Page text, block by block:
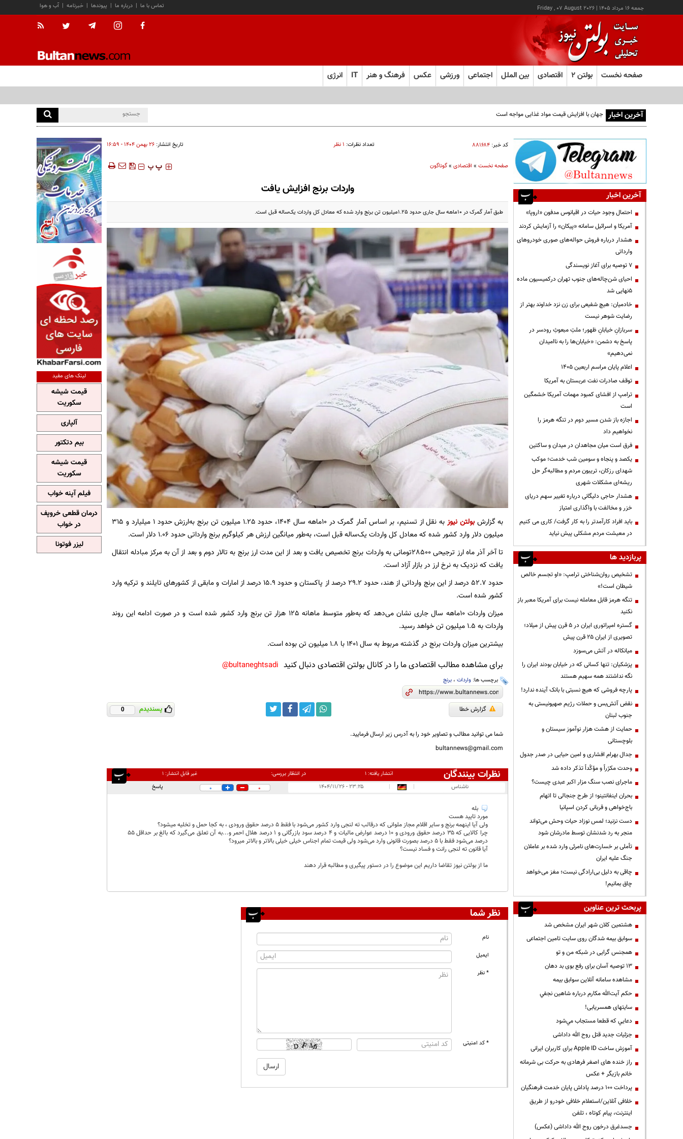
جمعه ۱۶ مرداد ۱۴۰۵ |
Friday , 07 August 2026 آب و هوا | خبرنامه | پیوندها | درباره ما | تماس با ما
صفحه نخست بولتن ۲ اقتصادی بین الملل اجتماعی ورزشی عکس فرهنگ و هنر IT انرژی
آخرین اخبار
کد خبر: ۸۸۱۶۸۴ تعداد نظرات: ۱ نظر تاریخ انتشار: ۲۶ بهمن ۱۴۰۴ - ۱۶:۵۹
صفحه نخست» اقتصادی»گوناگون ‍‍‍ پ پ
واردات برنج افزایش یافت
طبق آمار گمرک در 10ماهه سال جاری حدود 1.25میلیون تن برنج وارد شده که معادل کل واردات یک‌ساله قبل است.
به گزارشبولتن نیوز
به نقل از تسنیم، بر اساس آمار گمرک در 10ماهه سال 1404، حدود 1.25 میلیون تن برنج به‌ارزش حدود 1 میلیارد و 315
میلیون دلار وارد کشور شده که معادل کل واردات یک‌ساله قبل است، به‌طور میانگین ارزش هر کیلوگرم برنج وارداتی حدود 1.06 دلار است.
تا آخر آذر ماه ارز ترجیحی 28500تومانی به واردات برنج تخصیص یافت و بعد از این مدت ارز برنج به تالار دوم و بعد از آن به مرکز مبادله انتقال
یافت که نزدیک به نرخ ارز در بازار آزاد است.
حدود 52.7 درصد از این برنج وارداتی از هند، حدود 29.2 درصد از پاکستان و حدود 15.9 درصد از امارات و مابقی از کشورهای تایلند و ترکیه وارد
کشور شده است.
میزان واردات 10ماهه سال جاری نشان می‌دهد که به‌طور متوسط ماهانه 125 هزار تن برنج وارد کشور شده است و در صورت ادامه این روند
واردات به 1.5 میلیون تن خواهد رسید.
بیشترین میزان واردات برنج در گذشته مربوط به سال 1401 با 1.8 میلیون تن بوده است.
برای مشاهده مطالب اقتصادی ما را در کانال بولتن اقتصادی دنبال کنید bultaneghtsadi@
برچسب ها: واردات، برنج
گزارش خطا پسندیدم 0
شما می توانید مطالب و تصاویر خود را به آدرس زیر ارسال فرمایید.
bultannews@gmail.com
نظرات بینندگان انتشار یافته:۱ در انتظار بررسی: غیر قابل انتشار:۱
ناشناس |
| ۲۳:۲۵ - ۱۴۰۴/۱۱/۲۶ 0
0 پاسخ
بله
مورد تایید هست
ولی آیا اینهمه برنج و سایر اقلام مجاز ملوانی که درقالب ته لنجی وارد کشور می‌شود با فقط ۵ درصد حقوق ورودی ، به کجا حمل و تخلیه میشود؟
چرا کالایی که ۳۵ درصد حقوق ورودی و ۱۰ درصد عوارض مالیات و ۴ درصد سود بازرگانی و ۱ درصد هلال احمر و...به آن تعلق می‌گیرد که بالغ بر حداقل ۵۵
درصد می‌شود فقط با ۵ درصد بصورت قانونی وارد می‌شود ولی قیمت تمام اجناس خیلی خیلی بالاتر و بالاتر میرود؟
آیا قانون ته لنجی رانت و فساد نیست؟
ما از بولتن نیوز تقاضا داریم این موضوع را در دستور پیگیری و مطالبه قرار دهند
نظر شما
نام
ایمیل
* نظر
* کد امنیتی
آخرین اخبار
احتمال وجود حیات در اقیانوس مدفون «اروپا»
آمریکا و اسرائیل سامانه «پیکان» را آزمایش کردند
هشدار درباره فروش حواله‌های صوری خودروهای
وارداتی
۷ توصیه برای آغاز نویسندگی
احیای شن‌چاله‌های جنوب تهران درکمیسیون ماده
۵نهایی شد
خادمیان: هیچ شفیعی برای زن نزد خداوند بهتر از
رضایت شوهر نیست
سربازانِ خیابانِ ظهور؛ ملتِ مبعوثِ رودسر در
پاسخ به دشمن: «خیابان‌ها را به ناامیدان
نمی‌دهیم»
اعلام پایان مراسم اربعین ۱۴۰۵
توقف صادرات نفت عربستان به آمریکا
ترامپ از افشای کمبود مهمات آمریکا خشمگین
است
اجازه باز شدن مسیر دوم در تنگه هرمز را
نخواهیم داد
فرق است میان مجاهدان در میدان و ساکتین
یکصد و پنجاه و سومین شب خدمت؛ موکب
شهدای رزکان، تریبون مردم و مطالبه‌گر حل
ریشه‌ای مشکلات شهری
هشدار حاجی دلیگانی درباره تغییر سهم دریای
خزر و مخالفت با واگذاری امتیاز
باید افراد کارآمدتر را به کار گرفت/ کاری می کنیم
در معیشت مردم مشکلی پیش نیاید
پربازدید ها
تشخیص روان‌شناختی ترامپ: «او تجسم خالص
شیطان است!»
تنگه هرمز قابل معامله نیست برای آمریکا معبر باز
نکنید
گستره امپراتوری ایران در ۵ قرن پیش از میلاد؛
تصویری از ایران ۲۵ قرن پیش
میانکاله در آتش می‌سوزد
پزشکیان: تنها کسانی که در خیابان بودند ایران را
نگه نداشتند همه سهیم هستند
پارچه فروشی که هیچ نسبتی با بانک آینده ندارد!
نقض آتش‌بس و حملات رژیم صهیونیستی به
جنوب لبنان
حمایت از هشت هزار نوآموز سیستان و
بلوچستانی
جدال بهرام افشاری و امین حیایی در صدر جدول
وحدت مکرّراً و مؤکّداً تذکر داده شد
ماجرای نصب سنگ مزار اکبر عبدی چیست؟
بحران اینفانتینو؛ از طرح جنجالی تا اتهام
باج‌خواهی و قربانی کردن اسپانیا
دست نزنید؛ لمس نوزاد حیات وحش می‌تواند
منجر به رد شدنشان توسط مادرشان شود
تأملی بر خسارت‌های نامرئی وارد شده بر عاملان
جنگ علیه ایران
چاقی به دلیل بی‌ارادگی نیست؛ مغز می‌خواهد
چاق بمانیم!
پربحث ترین عناوین
هشتمین کلان شهر ایران مشخص شد
سوابق بیمه شدگان روی سایت تامین اجتماعی
همجنس گرایی در شبکه من و تو
13 توصیه آسان برای رفع بوی بد دهان
مشاهده سامانه آنلاين سوابق بیمه
حكم آيت‌الله مكارم درباره شاهين نجفي
سایتهای همسریابی!
دعايي كه قطعا مستجاب مي‌شود
جزئیات جدید قتل روح الله داداشی
آموزش ساخت Apple ID برای کاربران ایرانی
راز خنده های اصغر فرهادی به حرکت بی شرمانه
خانم بازیگر + عکس
پرداخت ۱۰۰ درصد پاداش پایان خدمت فرهنگیان
خلافی آنلاین/استعلام خلافی خودرو از طریق
اینترنت، پیام کوتاه ، تلفن
جسدغرق درخون روح الله داداشی (عکس)
لینک های مفید
قیمت شیشه
سکوریت
آلپاری
بیم دتکتور
قیمت شیشه
سکوریت
فیلم آپنه خواب
درمان قطعی خروپف
در خواب
لیزر فوتونا